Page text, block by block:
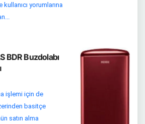
yorumlarına
BDR Buzdolabı
işlemi için de
basitçe
satın alma